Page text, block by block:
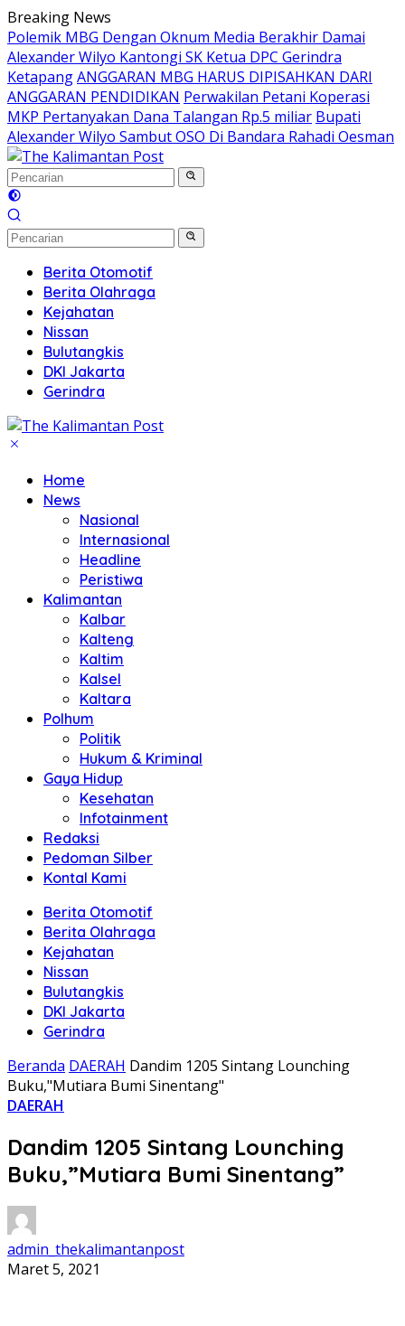
Langsung
ke
konten
Breaking News
Polemik MBG Dengan Oknum Media Berakhir Damai
Alexander Wilyo Kantongi SK Ketua DPC Gerindra
KetapangANGGARAN MBG HARUS DIPISAHKAN DARI
ANGGARAN PENDIDIKAN Perwakilan Petani Koperasi
MKP Pertanyakan Dana Talangan Rp.5 miliar Bupati
Alexander Wilyo Sambut OSO Di Bandara Rahadi Oesman
Berita Otomotif
Berita Olahraga
Kejahatan
Nissan
Bulutangkis
DKI Jakarta
Gerindra
Home
News
Nasional
Internasional
Headline
Peristiwa
Kalimantan
Kalbar
Kalteng
Kaltim
Kalsel
Kaltara
Polhum
Politik
Hukum & Kriminal
Gaya Hidup
Kesehatan
Infotainment
Redaksi
Pedoman Silber
Kontal Kami
Berita Otomotif
Berita Olahraga
Kejahatan
Nissan
Bulutangkis
DKI Jakarta
Gerindra
Beranda DAERAH Dandim 1205 Sintang Lounching
Buku,"Mutiara Bumi Sinentang"
DAERAH
Dandim 1205 Sintang Lounching
Buku,”Mutiara Bumi Sinentang”
admin_thekalimantanpost
Maret 5, 2021